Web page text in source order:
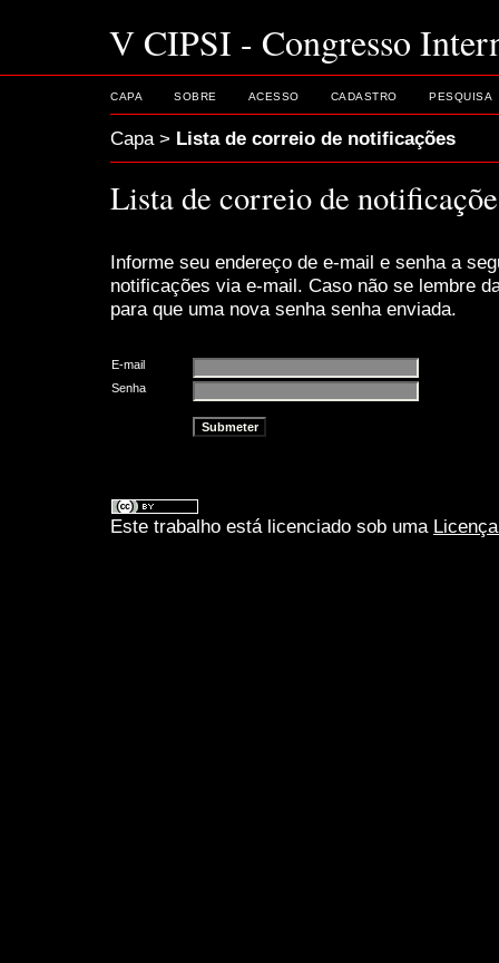
V CIPSI - Congresso
CAPA SOBRE ACESSO CADASTRO PESQUISA
Capa> Lista de correio de notificações
Lista de correio de
Informe seu endereço de e-mail e senha a
notificações via e-mail. Caso não se lembre
para que uma nova senha senha enviada.
E-mail
Senha
Este trabalho está licenciado sob uma